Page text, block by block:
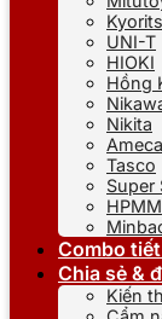
UNI-T
HIOKI
Hồng
Nikita
Ameca
Tasco
Super
HPMM
Combo
Chia sẻ &
Kiến